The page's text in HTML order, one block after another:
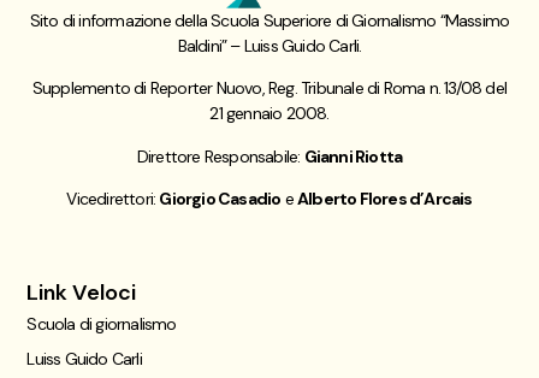
Sito di informazione della Scuola Superiore di Giornalismo “Massimo
Baldini” – Luiss Guido Carli.
Supplemento di Reporter Nuovo, Reg. Tribunale di Roma n. 13/08 del
21 gennaio 2008.
Direttore Responsabile: Gianni Riotta
Vicedirettori: Giorgio Casadio eAlberto Flores d’Arcais
Link Veloci
Scuola di giornalismo
Luiss Guido Carli